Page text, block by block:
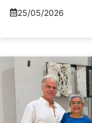
25/05/2026